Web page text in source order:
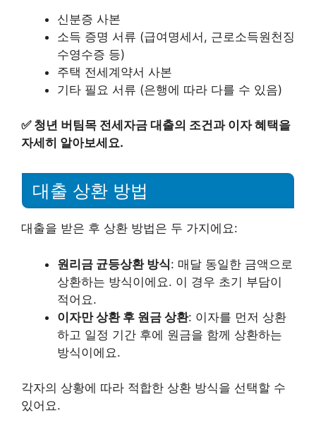
신분증 사본
소득 증명 서류 (급여명세서, 근로소득원천징
수영수증 등)
주택 전세계약서 사본
기타 필요 서류 (은행에 따라 다를 수 있음)
✅ 청년 버팀목 전세자금 대출의 조건과 이자 혜택을
자세히 알아보세요.
대출 상환 방법
대출을 받은 후 상환 방법은 두 가지에요:
원리금 균등상환 방식: 매달 동일한 금액으로
상환하는 방식이에요. 이 경우 초기 부담이
적어요.
이자만 상환 후 원금 상환: 이자를 먼저 상환
하고 일정 기간 후에 원금을 함께 상환하는
방식이에요.
각자의 상황에 따라 적합한 상환 방식을 선택할 수
있어요.